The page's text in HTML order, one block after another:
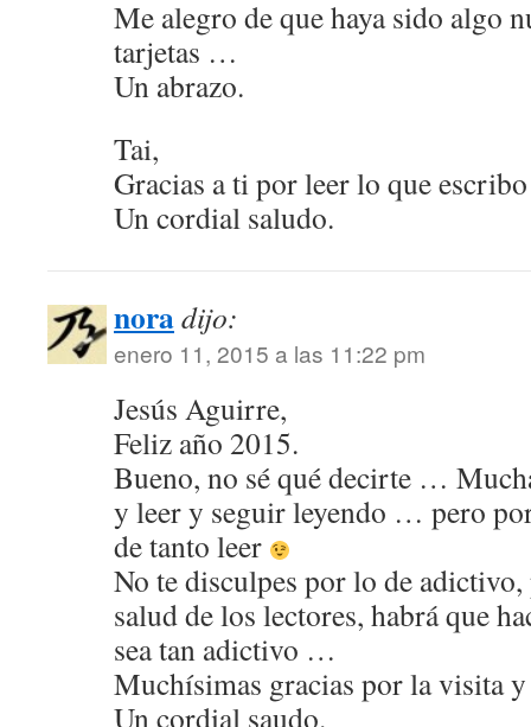
Me alegro de que haya sido algo
tarjetas …
Un abrazo.
Tai,
Gracias a ti por leer lo que
Un cordial saludo.
noradijo:
enero 11, 2015 a las 11:22 pm
Jesús Aguirre,
Feliz año 2015.
Bueno, no sé qué decirte …
y leer y seguir leyendo … pero
de tanto leer
No te disculpes por lo de adictivo,
salud de los lectores, habrá que
sea tan adictivo …
Muchísimas gracias por la visita
Un cordial saudo.